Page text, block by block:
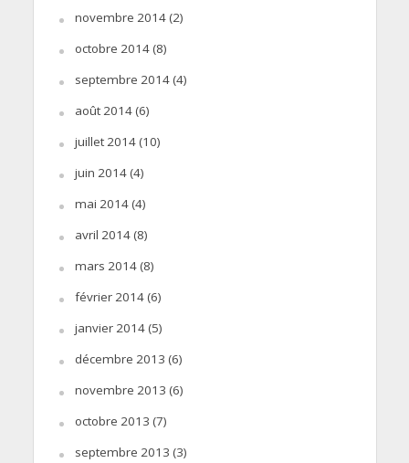
novembre 2014(2)
octobre 2014(8)
septembre 2014(4)
août 2014(6)
juillet 2014(10)
juin 2014(4)
mai 2014(4)
avril 2014(8)
mars 2014(8)
février 2014(6)
janvier 2014(5)
décembre 2013 (6)
novembre 2013 (6)
octobre 2013 (7)
septembre 2013 (3)